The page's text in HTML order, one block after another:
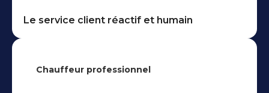
semaines
son
des
transporteurs
Le service client réactif et humain
Chauffeur professionnel